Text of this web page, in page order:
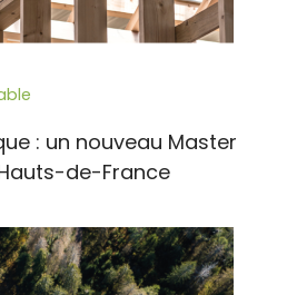
: un nouveau Master
de-France